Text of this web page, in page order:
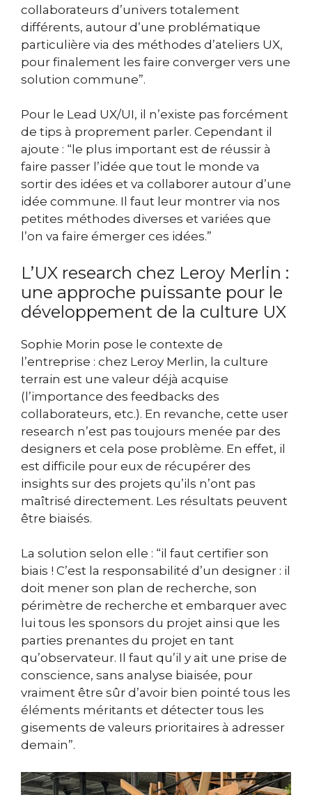
collaborateurs d’univers totalement
différents, autour d’une problématique
particulière via des méthodes d’ateliers UX,
pour finalement les faire converger vers une
solution commune”.
Pour le Lead UX/UI, il n’existe pas forcément
de tips à proprement parler. Cependant il
ajoute : “le plus important est de réussir à
faire passer l’idée que tout le monde va
sortir des idées et va collaborer autour d’une
idée commune. Il faut leur montrer via nos
petites méthodes diverses et variées que
l’on va faire émerger ces idées.”
L’UX research chez Leroy Merlin :
une approche puissante pour le
développement de la culture UX
Sophie Morin pose le contexte de
l’entreprise : chez Leroy Merlin, la culture
terrain est une valeur déjà acquise
(l’importance des feedbacks des
collaborateurs, etc.). En revanche, cette user
research n’est pas toujours menée par des
designers et cela pose problème. En effet, il
est difficile pour eux de récupérer des
insights sur des projets qu’ils n’ont pas
maîtrisé directement. Les résultats peuvent
être biaisés.
La solution selon elle : “il faut certifier son
biais ! C’est la responsabilité d’un designer : il
doit mener son plan de recherche, son
périmètre de recherche et embarquer avec
lui tous les sponsors du projet ainsi que les
parties prenantes du projet en tant
qu’observateur. Il faut qu’il y ait une prise de
conscience, sans analyse biaisée, pour
vraiment être sûr d’avoir bien pointé tous les
éléments méritants et détecter tous les
gisements de valeurs prioritaires à adresser
demain”.